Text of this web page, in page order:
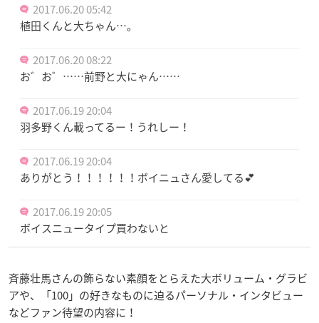
2017.06.20 05:42
植田くんと大ちゃん…。
2017.06.20 08:22
お゛お゛……前野と大にゃん……
2017.06.19 20:04
羽多野くん載ってるー！うれしー！
2017.06.19 20:04
ありがとう！！！！！！ボイニュさん愛してる💕
2017.06.19 20:05
ボイスニュータイプ買わないと
斉藤壮馬さんの飾らない素顔をとらえた大ボリューム・グラビ
アや、「100」の好きなものに迫るパーソナル・インタビュー
などファン待望の内容に！